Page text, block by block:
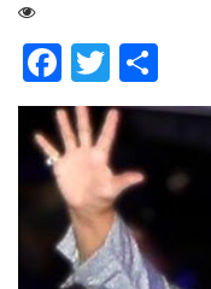
Facebook
Twitter